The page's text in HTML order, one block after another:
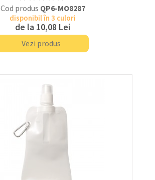
Cod produs QP6-MO8287
disponibil în 3 culori
de la 10,08 Lei
Vezi produs